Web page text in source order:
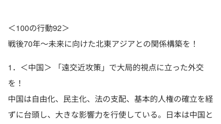
＜100の行動92＞
戦後70年～未来に向けた北東アジアとの関係構築を！
1．＜中国＞ 「遠交近攻策」で大局的視点に立った外交
を！
中国は自由化、民主化、法の支配、基本的人権の確立を経
ずに台頭し、大きな影響力を行使している。日本は中国と